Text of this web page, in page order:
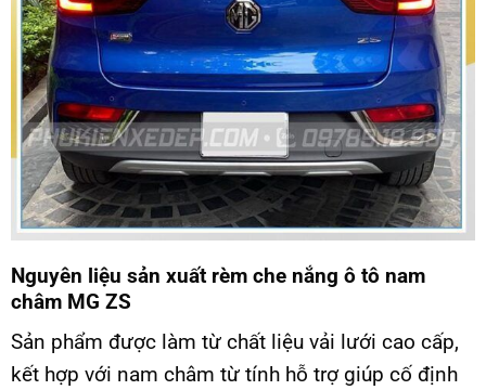
Nguyên liệu sản xuất rèm che nắng ô tô nam
châm MG ZS
Sản phẩm được làm từ chất liệu vải lưới cao cấp,
kết hợp với nam châm từ tính hỗ trợ giúp cố định